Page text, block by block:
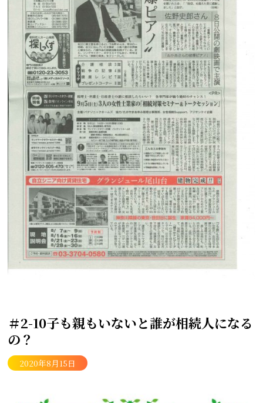
＃2-10子も親もいないと誰が相続人になる
の？
2020年8月15日